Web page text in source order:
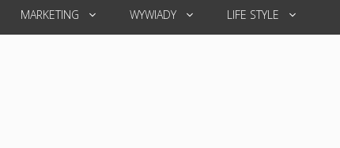
MARKETING WYWIADY LIFE STYLE